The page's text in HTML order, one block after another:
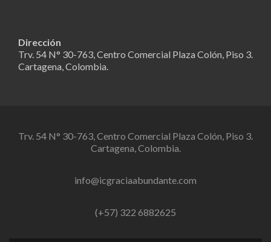
Dirección
Trv. 54 N° 30-763, Centro Comercial Plaza Colón, Piso 3.
Cartagena, Colombia.
Trv. 54 N° 30-763, Centro Comercial Plaza Colón, Piso 3.
Cartagena, Colombia.
info@icgraciaabundante.com
(+57) 322 6882625